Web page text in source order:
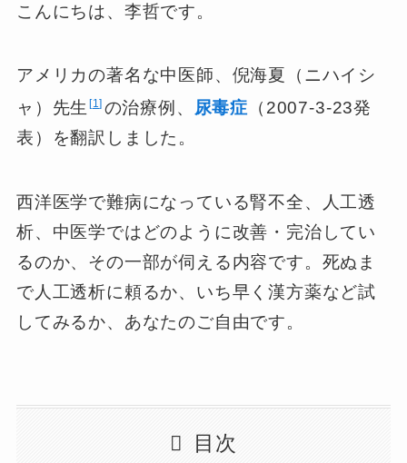
こんにちは、李哲です。
アメリカの著名な中医師、倪海夏（ニハイシ
ャ）先生 1 の治療例、 尿毒症 （2007-3-23発
表）を翻訳しました。
西洋医学で難病になっている腎不全、人工透
析、中医学ではどのように改善・完治してい
るのか、その一部が伺える内容です。死ぬま
で人工透析に頼るか、いち早く漢方薬など試
してみるか、あなたのご自由です。
目次